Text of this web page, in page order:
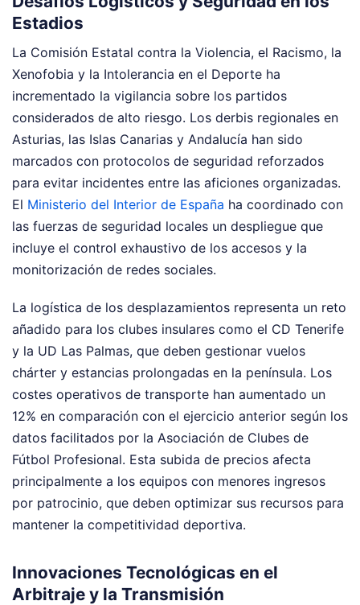
Estadios
La Comisión Estatal contra la Violencia, el Racismo, la
Xenofobia y la Intolerancia en el Deporte ha
incrementado la vigilancia sobre los partidos
considerados de alto riesgo. Los derbis regionales en
Asturias, las Islas Canarias y Andalucía han sido
marcados con protocolos de seguridad reforzados
para evitar incidentes entre las aficiones organizadas.
El Ministerio del Interior de España ha coordinado con
las fuerzas de seguridad locales un despliegue que
incluye el control exhaustivo de los accesos y la
monitorización de redes sociales.
La logística de los desplazamientos representa un reto
añadido para los clubes insulares como el CD Tenerife
y la UD Las Palmas, que deben gestionar vuelos
chárter y estancias prolongadas en la península. Los
costes operativos de transporte han aumentado un
12% en comparación con el ejercicio anterior según los
datos facilitados por la Asociación de Clubes de
Fútbol Profesional. Esta subida de precios afecta
principalmente a los equipos con menores ingresos
por patrocinio, que deben optimizar sus recursos para
mantener la competitividad deportiva.
Innovaciones Tecnológicas en el
Arbitraje y la Transmisión